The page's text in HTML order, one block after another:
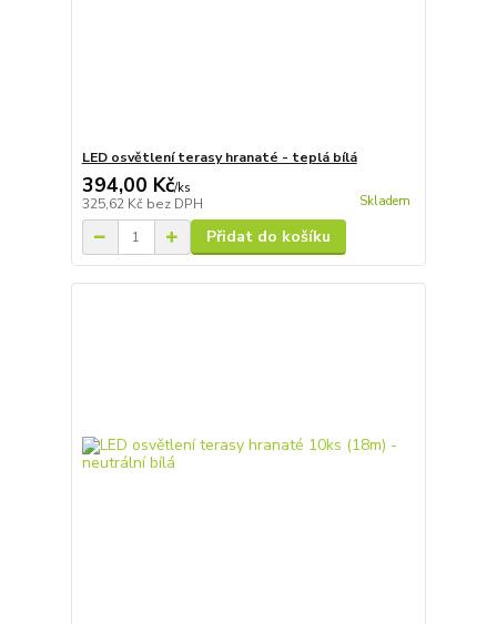
LED osvětlení terasy hranaté - teplá bílá
394,00 Kč/ks
325,62 Kč bez DPH Skladem
Přidat do košíku